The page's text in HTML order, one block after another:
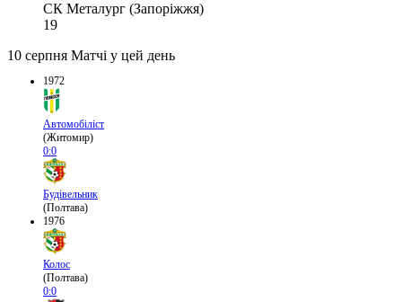
СК Металург (Запоріжжя)
19
10 серпня Матчі у цей день
1972
Автомобіліст
(Житомир)
0:0
Будівельник
(Полтава)
1976
Колос
(Полтава)
0:0